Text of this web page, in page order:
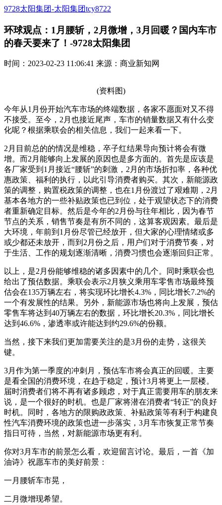
9728太阳集团-太阳集团tcy8722
环球观点：1月腰斩，2月微增，3月回暖？国内车市
的春天要来了！-9728太阳集团
时间：2023-02-23 11:06:41 来源：商业新知网
(资料图)
今年从1月份开始汽车市场的终端数据，各家不愿面对又不得
不接受。至今，2月也接近尾声，车市的销量数据又有什么变
化呢？根据乘联会的相关信息，我们一起来看一下。
2月目前总的的情况是维稳，卒子红结果导向预计将会有微
增。而2月能够向上发展的原因也是多方面的。首先是应该是
各厂家受到1月接近“腰斩”的刺激，2月的市场折扣率，各种优
惠政策、福利的执行，以此引导消费者购买。其次，新能源政
策的调整，购置税政策的调整，也在1月份渡过了艰难期，2月
基本各地方的一些补贴政策也已到位，处于观望状态下的消费
者重新确定目标。然后是今年的2月份与往年相比，因为春节
节点的关系，销售节奏是有所不同的，这算客观因素。最后是
大环境，年前到1月份尽管已经放开，但大家的心理情绪或多
或少都还未放开，而到2月份之后，用户们对于消费节奏，对
于生活、工作的规划逐渐清晰，消费习惯也会逐渐回归正常。
以上，是2月份能够维稳的诸多因素中的几个。同时乘联会也
给出了预估数据。乘联会表示2月狭义乘用车零售市场最终预
估会在135万辆左右，将实现环比增长4.3%，同比增长7.2%的
一个有发展性的结果。另外，新能源市场也将向上发展，预估
零售车将达到40万辆左右的数据，环比增长20.3%，同比增长
达到46.6%，渗透率或许能达到约29.6%的份额。
当然，接下来我们更加需要关注的是3月份的走势，这很关
键。
3月作为第一季度的冲刺月，预估车市将会真正的回暖。主要
是看全国的消费环境，在趋于稳定，预计3月将更上一层楼。
届时消费者们将不再有诸多顾虑，对于真正需要用车的朋友来
说，是一个很好的时机。也是厂家将潜在消费者“转正”的良好
时机。同时，各地方的限购政政策、补贴政策等有利于构建良
性汽车消费环境的政策也进一步落实，3月车市恢复正常节奏
指日可待，当然，对新能源市场更有利。
你对3月车市的前景怎么看，欢迎留言讨论。最后，一首《加
油诗》祝愿车市的美好前景：
一月腰斩车市晃，
二月微增现希望。